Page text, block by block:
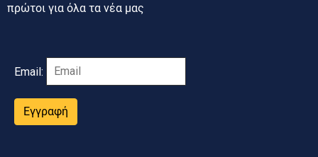
πρώτοι για όλα τα νέα μας
Email:
Εγγραφή